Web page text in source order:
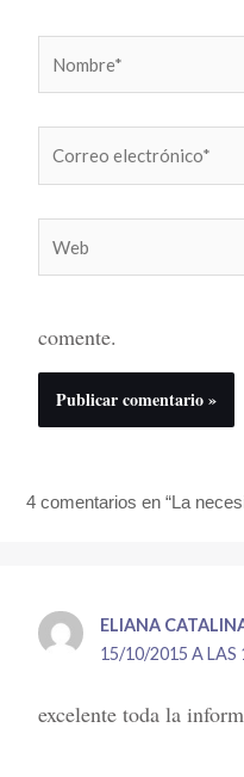
electrónico*
comente.
4 comentarios en “La
ELIANA
15/10/2015 A LAS
excelente toda la